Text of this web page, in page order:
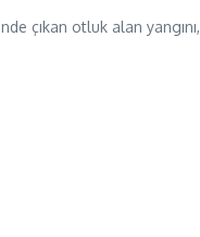
çıkan otluk alan yangını,